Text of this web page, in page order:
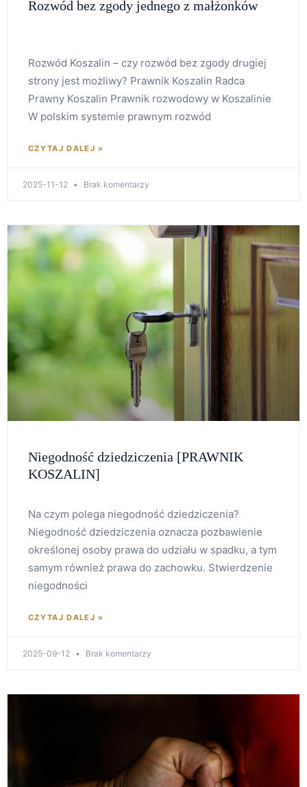
Rozwód bez zgody jednego z małżonków
Rozwód Koszalin – czy rozwód bez zgody drugiej
strony jest możliwy? Prawnik Koszalin Radca
Prawny Koszalin Prawnik rozwodowy w Koszalinie
W polskim systemie prawnym rozwód
CZYTAJ DALEJ »
2025-11-12 Brak komentarzy
Niegodność dziedziczenia [PRAWNIK
KOSZALIN]
Na czym polega niegodność dziedziczenia?
Niegodność dziedziczenia oznacza pozbawienie
określonej osoby prawa do udziału w spadku, a tym
samym również prawa do zachowku. Stwierdzenie
niegodności
CZYTAJ DALEJ »
2025-09-12 Brak komentarzy